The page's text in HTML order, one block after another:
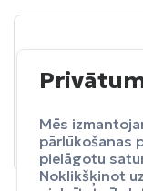
Mēs
pārlūkošanas
pielāgotu
Noklikšķinot